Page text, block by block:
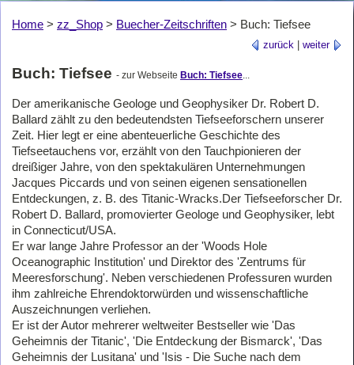
Home > zz_Shop > Buecher-Zeitschriften > Buch: Tiefsee
zurück | weiter
Buch: Tiefsee - zur Webseite Buch: Tiefsee...
Der amerikanische Geologe und Geophysiker Dr. Robert D.
Ballard zählt zu den bedeutendsten Tiefseeforschern unserer
Zeit. Hier legt er eine abenteuerliche Geschichte des
Tiefseetauchens vor, erzählt von den Tauchpionieren der
dreißiger Jahre, von den spektakulären Unternehmungen
Jacques Piccards und von seinen eigenen sensationellen
Entdeckungen, z. B. des Titanic-Wracks.Der Tiefseeforscher Dr.
Robert D. Ballard, promovierter Geologe und Geophysiker, lebt
in Connecticut/USA.
Er war lange Jahre Professor an der 'Woods Hole
Oceanographic Institution' und Direktor des 'Zentrums für
Meeresforschung'. Neben verschiedenen Professuren wurden
ihm zahlreiche Ehrendoktorwürden und wissenschaftliche
Auszeichnungen verliehen.
Er ist der Autor mehrerer weltweiter Bestseller wie 'Das
Geheimnis der Titanic', 'Die Entdeckung der Bismarck', 'Das
Geheimnis der Lusitana' und 'Isis - Die Suche nach dem